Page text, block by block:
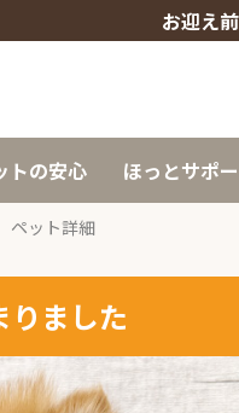
お迎え
トの安心 ほっとサポ
ペット詳細
りました